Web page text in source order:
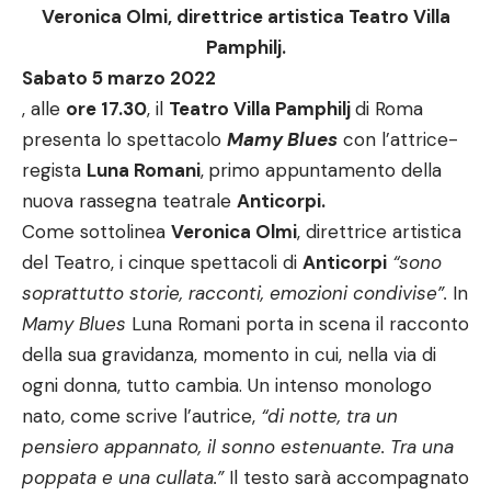
Veronica Olmi, direttrice artistica Teatro Villa
Pamphilj.
Sabato 5 marzo 2022
, alle ore 17.30, il Teatro Villa Pamphiljdi Roma
presenta lo spettacolo Mamy Blues con l’attrice-
regista Luna Romani, primo appuntamento della
nuova rassegna teatrale Anticorpi.
Come sottolinea Veronica Olmi, direttrice artistica
del Teatro, i cinque spettacoli di Anticorpi “sono
soprattutto storie, racconti, emozioni condivise”. In
Mamy Blues Luna Romani porta in scena il racconto
della sua gravidanza, momento in cui, nella via di
ogni donna, tutto cambia. Un intenso monologo
nato, come scrive l’autrice, “di notte, tra un
pensiero appannato, il sonno estenuante. Tra una
poppata e una cullata.” Il testo sarà accompagnato